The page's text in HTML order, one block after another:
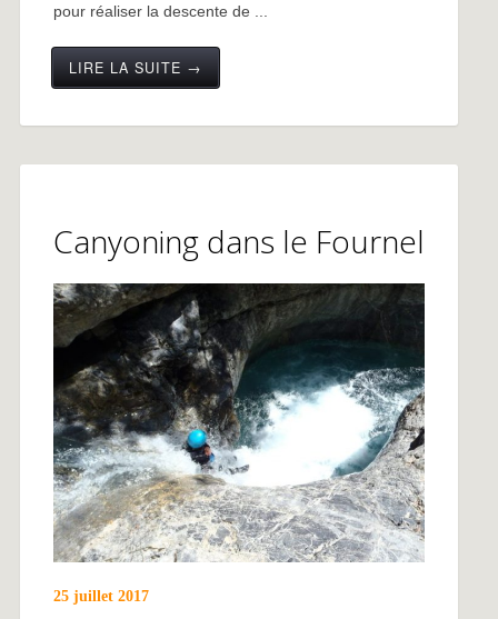
pour réaliser la descente de ...
LIRE LA SUITE →
Canyoning dans le Fournel
25 juillet 2017